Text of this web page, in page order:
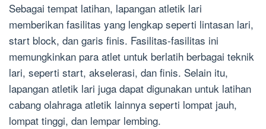
Sebagai tempat latihan, lapangan atletik lari
memberikan fasilitas yang lengkap seperti lintasan lari,
start block, dan garis finis. Fasilitas-fasilitas ini
memungkinkan para atlet untuk berlatih berbagai teknik
lari, seperti start, akselerasi, dan finis. Selain itu,
lapangan atletik lari juga dapat digunakan untuk latihan
cabang olahraga atletik lainnya seperti lompat jauh,
lompat tinggi, dan lempar lembing.